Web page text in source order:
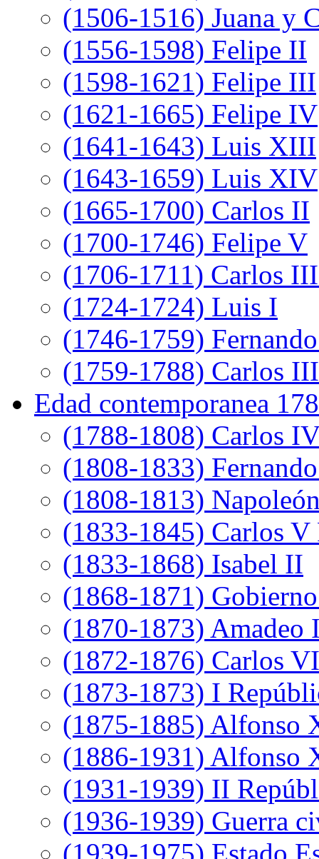
(1506-1516) Juana y
(1556-1598) Felipe II
(1598-1621) Felipe III
(1621-1665) Felipe IV
(1641-1643) Luis XIII
(1643-1659) Luis XIV
(1665-1700) Carlos II
(1700-1746) Felipe V
(1706-1711) Carlos
(1724-1724) Luis I
(1746-1759)
(1759-1788) Carlos III
Edad contemporanea
(1788-1808) Carlos
(1808-1833)
(1808-1813)
(1833-1845) Carlos V
(1833-1868) Isabel II
(1868-1871)
(1870-1873) Amadeo
(1872-1876) Carlos
(1873-1873) I
(1875-1885) Alfonso
(1886-1931) Alfonso
(1931-1939) II
(1936-1939) Guerra
(1939-1975) Estado